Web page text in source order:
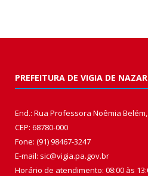
PREFEITURA DE VIGIA DE
End.: Rua Professora Noêmia
CEP: 68780-000
Fone: (91) 98467-3247
E-mail: sic@vigia.pa.gov.br
Horário de atendimento: 08:00 às